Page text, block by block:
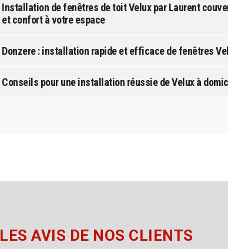
Installation de fenêtres de toit Velux par Laurent
et confort à votre espace
Donzere : installation rapide et efficace de fenêtres
Conseils pour une installation réussie de Velux à
LES AVIS DE NOS CLIENTS